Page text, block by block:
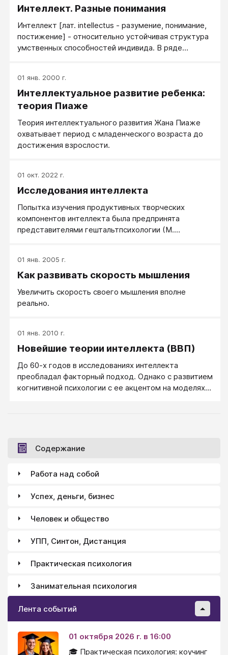
Интеллект. Разные понимания
Интеллект [лат. intellectus - разумение, понимание,
постижение] - относительно устойчивая структура
умственных способностей индивида. В ряде
со стилем и стратегией решения проблем, с
эффективностью индивидуального подхода к
ситуации, требующего познавательной активности,
01 янв. 2000 г.
Интеллектуальное развитие ребенка:
теория Пиаже
Теория интеллектуального развития Жана Пиаже
охватывает период с младенческого возраста до
01 окт. 2022 г.
Исследования интеллекта
Попытка изучения продуктивных творческих
компонентов интеллекта была предпринята
представителями гештальтпсихологии (М.
01 янв. 2005 г.
Как развивать скорость мышления
Увеличить скорость своего мышления вполне
реально.
01 янв. 2010 г.
Новейшие теории интеллекта (ВВП)
До 60-х годов в исследованиях интеллекта
преобладал факторный подход. Однако с развитием
когнитивной психологии с ее акцентом на моделях
когнитивных процессов, протекающих при
выполнении нами интеллектуальной деятельности
Информационный подход ставит следующие
Содержание
Работа над собой
Успех, деньги, бизнес
Человек и общество
УПП, Синтон, Дистанция
Практическая психология
Занимательная психология
Лента событий
01 октября 2026 г. в 16:00
🎓 Практическая психология: коучинг